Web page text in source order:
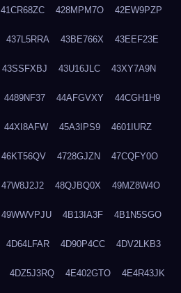
41CR68ZC 428MPM7O 42EW9PZP
437L5RRA 43BE766X 43EEF23E
43SSFXBJ 43U16JLC 43XY7A9N
4489NF37 44AFGVXY 44CGH1H9
44XI8AFW 45A3IPS9 4601IURZ
46KT56QV 4728GJZN 47CQFY0O
47W8J2J2 48QJBQ0X 49MZ8W4O
49WWVPJU 4B13IA3F 4B1N5SGO
4D64LFAR 4D90P4CC 4DV2LKB3
4DZ5J3RQ 4E402GTO 4E4R43JK